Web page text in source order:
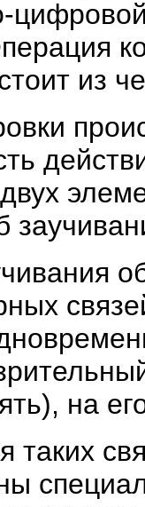
из
на